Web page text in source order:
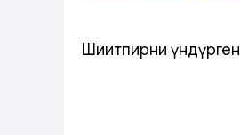
Шиитпирни үндүрген